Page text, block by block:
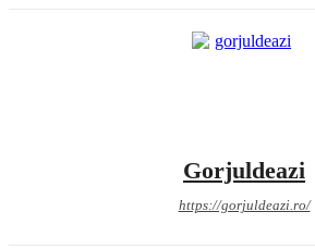
Gorjuldeazi
https://gorjuldeazi.ro/